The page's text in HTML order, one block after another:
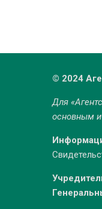
© 2024
Для
основным